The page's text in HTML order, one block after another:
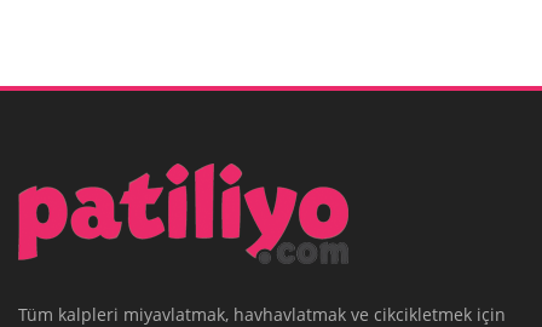
Tüm kalpleri miyavlatmak, havhavlatmak ve cikcikletmek için